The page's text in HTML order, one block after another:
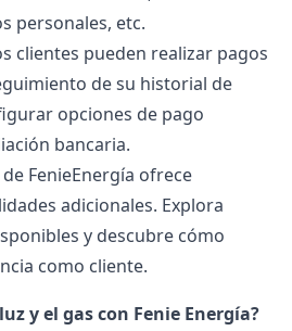
personales, etc.
clientes pueden realizar pagos
de su historial de
opciones de pago
bancaria.
FenieEnergía ofrece
adicionales. Explora
y descubre cómo
como cliente.
y el gas con Fenie Energía?